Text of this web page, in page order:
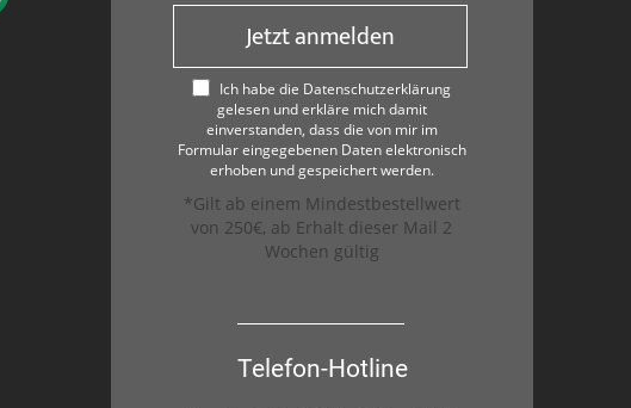
Jetzt anmelden
Ich habe die Datenschutzerklärung
gelesen und erkläre mich damit
einverstanden, dass die von mir im
Formular eingegebenen Daten elektronisch
erhoben und gespeichert werden.
*Gilt ab einem Mindestbestellwert
von 250€, ab Erhalt dieser Mail 2
Wochen gültig
Telefon-Hotline